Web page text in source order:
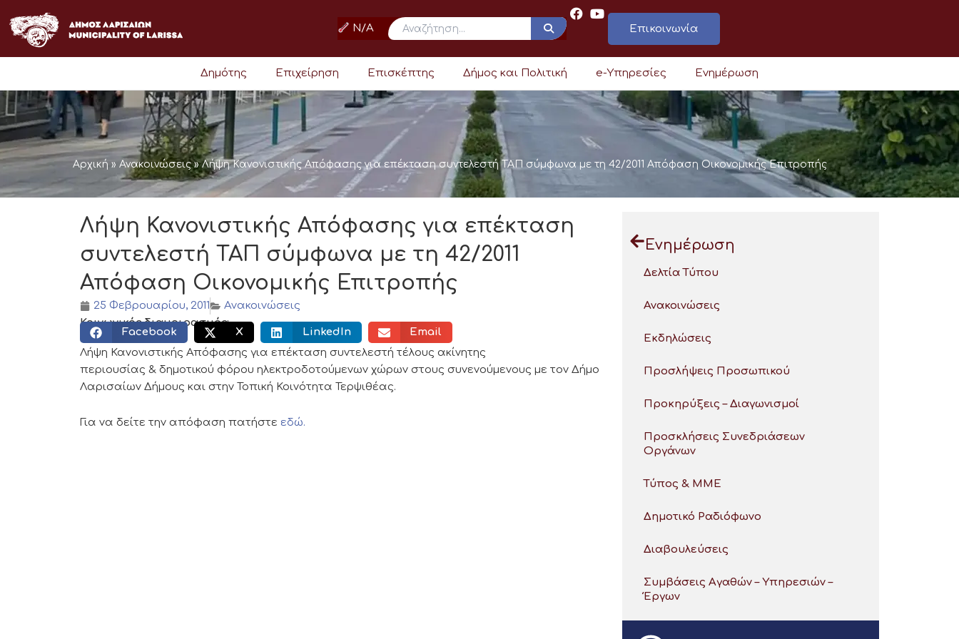
στο
περιεχόμενο
N/A Επικοινωνία
Δημότης Επιχείρηση Επισκέπτης Δήμος και Πολιτική e-Υπηρεσίες Ενημέρωση
Αρχική » Ανακοινώσεις»Λήψη Κανονιστικής Απόφασης για επέκταση συντελεστή ΤΑΠ σύμφωνα με τη 42/2011 Απόφαση Οικονομικής Επιτροπής
Λήψη Κανονιστικής Απόφασης για επέκταση
συντελεστή ΤΑΠ σύμφωνα με τη 42/2011
Απόφαση Οικονομικής Επιτροπής
25 Φεβρουαρίου, 2011
Ανακοινώσεις
Κοινωνικός διαμοιρασμός:
Facebook X LinkedIn
Email
Λήψη Κανονιστικής Απόφασης για επέκταση συντελεστή τέλους ακίνητης
περιουσίας & δημοτικού φόρου ηλεκτροδοτούμενων χώρων στους συνενούμενους με τον Δήμο
Λαρισαίων Δήμους και στην Τοπική Κοινότητα Τερψιθέας.
Για να δείτε την απόφαση πατήστε εδώ.
Ενημέρωση
Δελτία Τύπου
Ανακοινώσεις
Εκδηλώσεις
Προσλήψεις Προσωπικού
Προκηρύξεις – Διαγωνισμοί
Προσκλήσεις Συνεδριάσεων
Οργάνων
Τύπος & ΜΜΕ
Δημοτικό Ραδιόφωνο
Διαβουλεύσεις
Συμβάσεις Αγαθών – Υπηρεσιών –
Έργων